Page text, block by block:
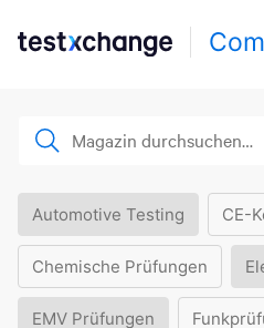
Automotive Testing CE-
Chemische Prüfungen
EMV Prüfungen